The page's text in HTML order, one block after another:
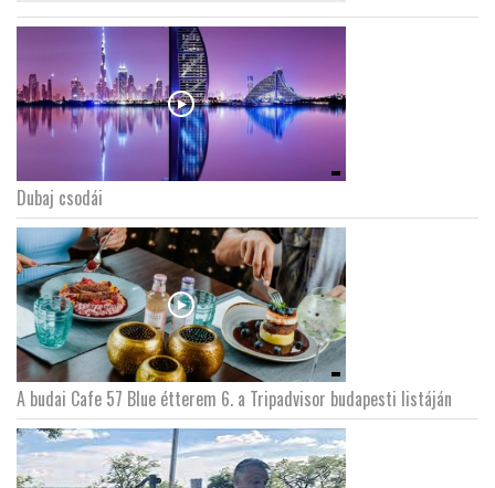
Dubaj csodái
A budai Cafe 57 Blue étterem 6. a Tripadvisor budapesti listáján